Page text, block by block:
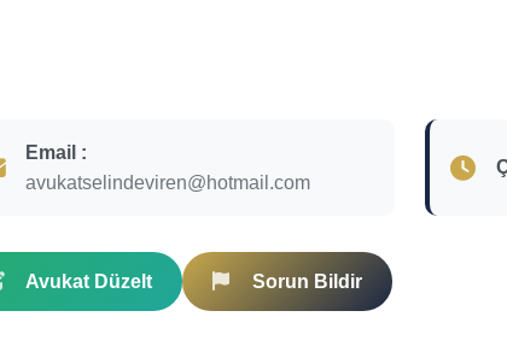
Email :
avukatselindeviren@hotmail.com
Avukat Düzelt Sorun Bildir